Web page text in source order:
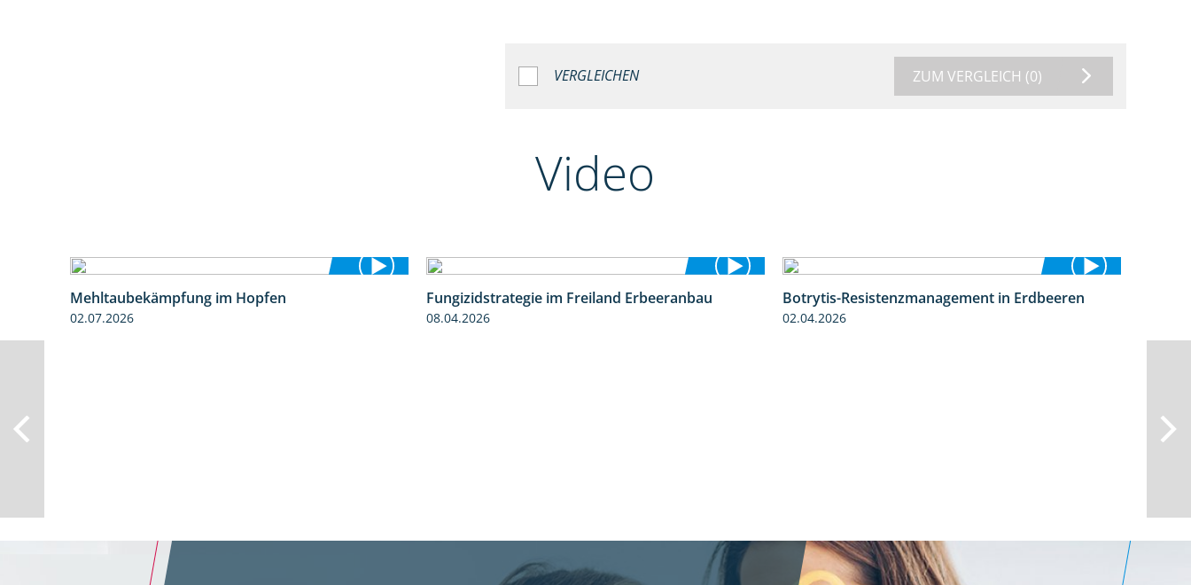
VERGLEICHEN ZUM VERGLEICH (0)
Video
Mehltaubekämpfung im Hopfen
02.07.2026
Fungizidstrategie im Freiland Erbeeranbau
08.04.2026
5:59
Botrytis-Resistenzmanagement in Erdbeeren
02.04.2026